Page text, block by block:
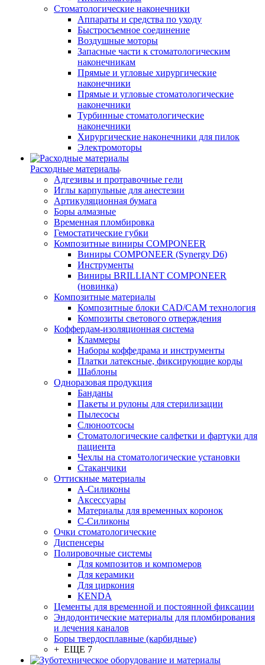
Стоматологические наконечники
Аппараты и средства по уходу
Быстросъемное соединение
Воздушные моторы
Запасные части к стоматологическим
наконечникам
Прямые и угловые хирургические
наконечники
Прямые и угловые стоматологические
наконечники
Турбинные стоматологические
наконечники
Хирургические наконечники для пилок
Электромоторы
Расходные материалы
Адгезивы и протравочные гели
Иглы карпульные для анестезии
Артикуляционная бумага
Боры алмазные
Временная пломбировка
Гемостатические губки
Композитные виниры COMPONEER
Виниры COMPONEER (Synergy D6)
Инструменты
Виниры BRILLIANT COMPONEER
(новинка)
Композитные материалы
Композитные блоки CAD/СAM технология
Композиты светового отверждения
Коффердам-изоляционная система
Кламмеры
Наборы коффедрама и инструменты
Платки латексные, фиксирующие корды
Шаблоны
Одноразовая продукция
Банданы
Пакеты и рулоны для стерилизации
Пылесосы
Слюноотсосы
Стоматологические салфетки и фартуки для
пациента
Чехлы на стоматологические установки
Стаканчики
Оттискные материалы
А-Силиконы
Аксессуары
Материалы для временных коронок
С-Силиконы
Очки стоматологические
Диспенсеры
Полировочные системы
Для композитов и компомеров
Для керамики
Для циркония
KENDA
Цементы для временной и постоянной фиксации
Эндодонтические материалы для пломбирования
и лечения каналов
Боры твердосплавные (карбидные)
+ ЕЩЕ 7